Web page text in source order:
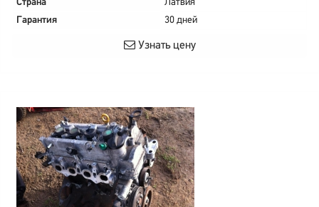
Страна
Латвия
Гарантия
30 дней
Узнать цену